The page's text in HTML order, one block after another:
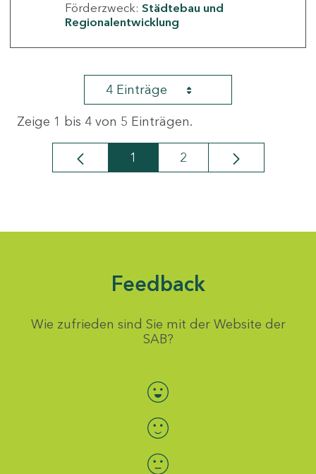
Förderzweck: Städtebau und
Regionalentwicklung
4 Einträge
Zeige 1 bis 4 von 5 Einträgen.
Seite
1 Seite
2
Feedback
Wie zufrieden sind Sie mit der Website der
SAB?
Bewertung auswählen